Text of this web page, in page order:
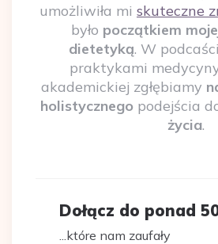
umożliwiła mi skuteczne
było początkiem
dietetyką. W
praktykami
akademickiej zgłębiamy
holistycznegopodejścia
życia.
Dołącz do ponad
...które nam zaufały